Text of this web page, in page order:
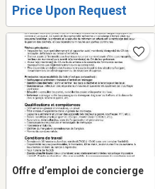
Price Upon Request
Offre d’emploi de concierge